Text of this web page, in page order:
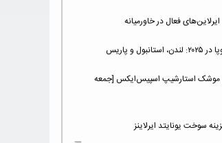
فعال در خاورمیانه
و پاریس
موشک استارشیپ اسپیس‌ایکس [جمعه